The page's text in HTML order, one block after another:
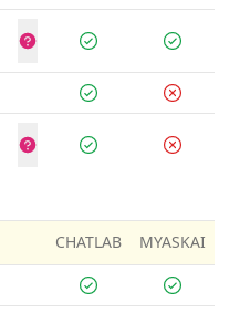
CHATLAB MYASKAI